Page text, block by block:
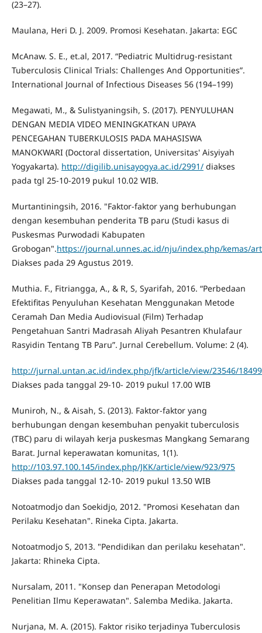
(23–27).
Maulana, Heri D. J. 2009. Promosi Kesehatan. Jakarta: EGC
McAnaw. S. E., et.al, 2017. “Pediatric Multidrug-resistant
Tuberculosis Clinical Trials: Challenges And Opportunities”.
International Journal of Infectious Diseases 56 (194–199)
Megawati, M., & Sulistyaningsih, S. (2017). PENYULUHAN
DENGAN MEDIA VIDEO MENINGKATKAN UPAYA
PENCEGAHAN TUBERKULOSIS PADA MAHASISWA
MANOKWARI (Doctoral dissertation, Universitas' Aisyiyah
Yogyakarta). http://digilib.unisayogya.ac.id/2991/diakses
pada tgl 25-10-2019 pukul 10.02 WIB.
Murtantiningsih, 2016. "Faktor-faktor yang berhubungan
dengan kesembuhan penderita TB paru (Studi kasus di
Puskesmas Purwodadi Kabupaten
Grobogan".https://journal.unnes.ac.id/nju/index.php/kemas/
Diakses pada 29 Agustus 2019.
Muthia. F., Fitriangga, A., & R, S, Syarifah, 2016. “Perbedaan
Efektifitas Penyuluhan Kesehatan Menggunakan Metode
Ceramah Dan Media Audiovisual (Film) Terhadap
Pengetahuan Santri Madrasah Aliyah Pesantren Khulafaur
Rasyidin Tentang TB Paru”. Jurnal Cerebellum. Volume: 2 (4).
http://jurnal.untan.ac.id/index.php/jfk/article/view/23546/18499
Diakses pada tanggal 29-10- 2019 pukul 17.00 WIB
Muniroh, N., & Aisah, S. (2013). Faktor-faktor yang
berhubungan dengan kesembuhan penyakit tuberculosis
(TBC) paru di wilayah kerja puskesmas Mangkang Semarang
Barat. Jurnal keperawatan komunitas, 1(1).
http://103.97.100.145/index.php/JKK/article/view/923/975
Diakses pada tanggal 12-10- 2019 pukul 13.50 WIB
Notoatmodjo dan Soekidjo, 2012. "Promosi Kesehatan dan
Perilaku Kesehatan". Rineka Cipta. Jakarta.
Notoatmodjo S, 2013. "Pendidikan dan perilaku kesehatan".
Jakarta: Rhineka Cipta.
Nursalam, 2011. "Konsep dan Penerapan Metodologi
Penelitian Ilmu Keperawatan". Salemba Medika. Jakarta.
Nurjana, M. A. (2015). Faktor risiko terjadinya Tuberculosis